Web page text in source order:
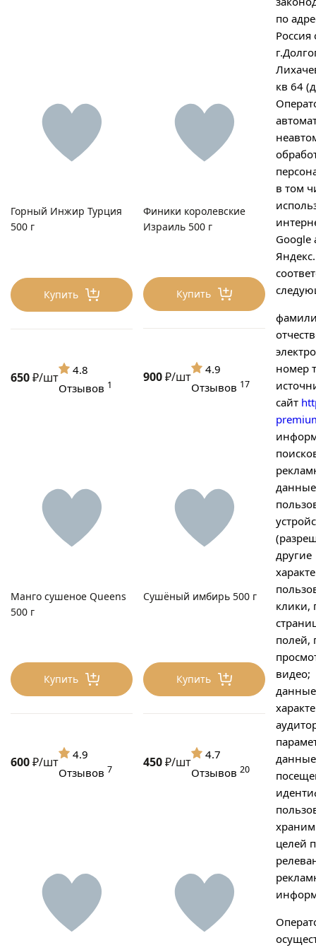
Купить
650₽/шт
Горный Инжир Турция
500 г
4.8
Отзывов 1
Купить
900₽/шт
Финики королевские
Израиль 500 г
4.9
Отзывов 17
Купить
600₽/шт
Манго сушеное Queens
500 г
4.9
Отзывов 7
Купить
450₽/шт
Сушёный имбирь 500 г
4.7
Отзывов 20
Отправляя форму, я соглашаюсь с
политикой
конфиденциальности
Нажимая на кнопку "Перезвоните мне", я даю согласие на
обработку персональных данных
по
Россия
кв 64
в том
Google
номер
сайт
другие
клики,
полей,
видео;
целей